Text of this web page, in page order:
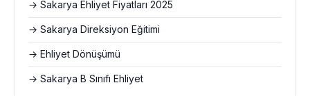
→ Sakarya Ehliyet Fiyatları 2025
→ Sakarya Direksiyon Eğitimi
→ Ehliyet Dönüşümü
→ Sakarya B Sınıfı Ehliyet